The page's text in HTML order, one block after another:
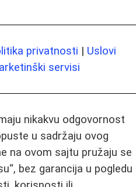
privatnosti | Uslovi
servisi
nikakvu odgovornost
u sadržaju ovog
na ovom sajtu pružaju se
bez garancija u pogledu